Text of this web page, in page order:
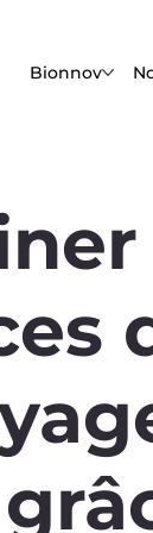
Bionnov